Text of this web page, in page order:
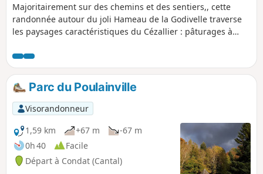
Majoritairement sur des chemins et des sentiers,, cette
randonnée autour du joli Hameau de la Godivelle traverse
les paysages caractéristiques du Cézallier : pâturages à
lacs et quelques bois. Au retour, passage par le Lac de
Saint-Alyre et la Réserve Naturelle des Sagnes de la
Godivelle.Parc du Poulainville
Visorandonneur
1,59 km
+67 m
-67 m
0h 40
Facile
Départ à Condat (Cantal)